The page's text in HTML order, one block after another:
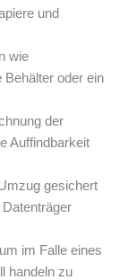
und
wie
oder ein
der
Auffindbarkeit
gesichert
im Falle eines
handeln zu